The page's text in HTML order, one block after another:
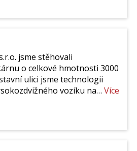
jsme stěhovali
o celkové hmotnosti 3000
ulici jsme technologii
vozíku na… Více